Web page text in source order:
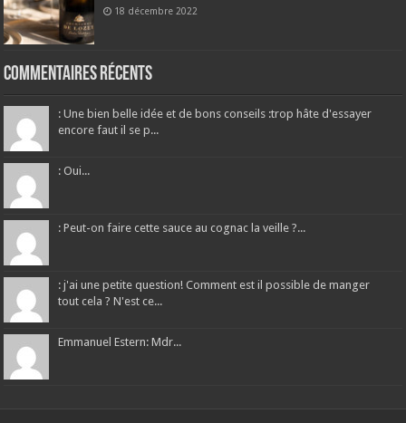
18 décembre 2022
Commentaires récents
: Une bien belle idée et de bons conseils :trop hâte d'essayer
encore faut il se p...
: Oui...
: Peut-on faire cette sauce au cognac la veille ?...
: j'ai une petite question! Comment est il possible de manger
tout cela ? N'est ce...
Emmanuel Estern: Mdr...